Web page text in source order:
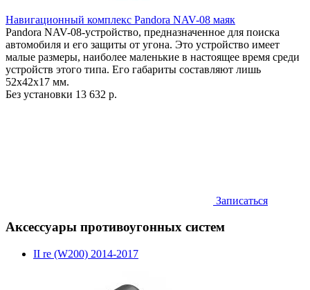
Навигационный комплекс Pandora NAV-08 маяк
Pandora NAV-08-устройство, предназначенное для поиска
автомобиля и его защиты от угона. Это устройство имеет
малые размеры, наиболее маленькие в настоящее время среди
устройств этого типа. Его габариты составляют лишь
52х42х17 мм.
Без установки 13 632 р.
Записаться
Аксессуары противоугонных систем
II re (W200) 2014-2017